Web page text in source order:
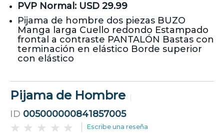
PVP Normal: USD 29.99
Pijama de hombre dos piezas BUZO
Manga larga Cuello redondo Estampado
frontal a contraste PANTALÓN Bastas con
terminación en elástico Borde superior
con elástico
Pijama de Hombre
ID 005000000841857005
Escribe una reseña